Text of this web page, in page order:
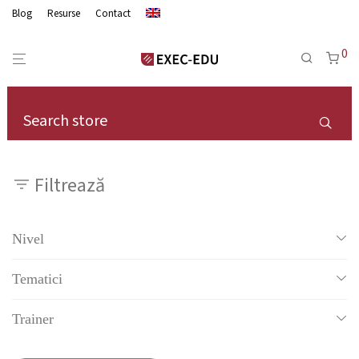
Blog Resurse Contact
0
Filtrează
Nivel
Tematici
Trainer